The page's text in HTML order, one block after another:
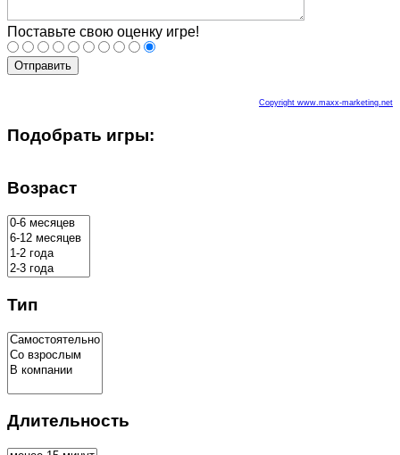
Поставьте свою оценку игре!
Отправить
Copyright www.maxx-marketing.net
Подобрать игры:
Возраст
Тип
Длительность